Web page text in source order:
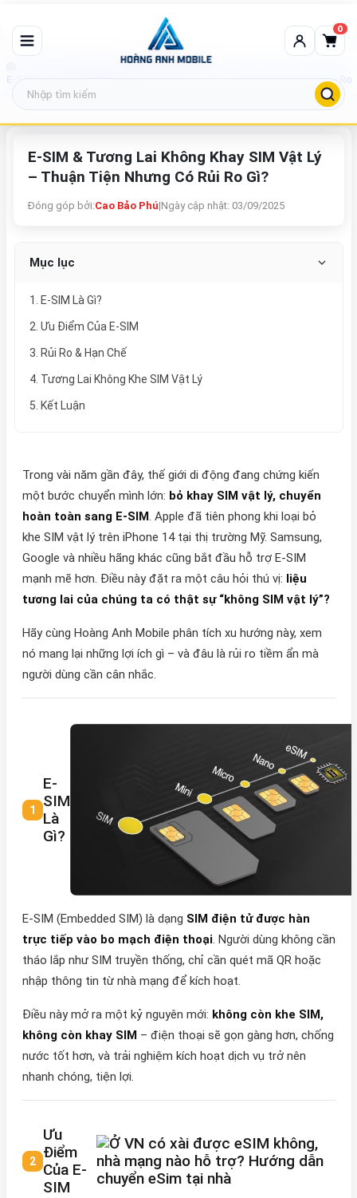
0
E-SIM & Tương Lai Không Khay SIM Vật Lý – Thuận Tiện Nhưng Có Rủi Ro
E-SIM & Tương Lai Không Khay SIM Vật Lý
– Thuận Tiện Nhưng Có Rủi Ro Gì?
Đóng góp bởi:Cao Bảo Phú|Ngày cập nhật: 03/09/2025
Mục lục
1. E-SIM Là Gì?
2. Ưu Điểm Của E-SIM
3. Rủi Ro & Hạn Chế
4. Tương Lai Không Khe SIM Vật Lý
5. Kết Luận
Trong vài năm gần đây, thế giới di động đang chứng kiến
một bước chuyển mình lớn: bỏ khay SIM vật lý, chuyển
hoàn toàn sang E-SIM. Apple đã tiên phong khi loại bỏ
khe SIM vật lý trên iPhone 14 tại thị trường Mỹ. Samsung,
Google và nhiều hãng khác cũng bắt đầu hỗ trợ E-SIM
mạnh mẽ hơn. Điều này đặt ra một câu hỏi thú vị: liệu
tương lai của chúng ta có thật sự “không SIM vật lý”?
Hãy cùng Hoàng Anh Mobile phân tích xu hướng này, xem
nó mang lại những lợi ích gì – và đâu là rủi ro tiềm ẩn mà
người dùng cần cân nhắc.
E-
SIM
Là
Gì?
E-SIM (Embedded SIM) là dạng SIM điện tử được hàn
trực tiếp vào bo mạch điện thoại. Người dùng không cần
tháo lắp như SIM truyền thống, chỉ cần quét mã QR hoặc
nhập thông tin từ nhà mạng để kích hoạt.
Điều này mở ra một kỷ nguyên mới: không còn khe SIM,
không còn khay SIM – điện thoại sẽ gọn gàng hơn, chống
nước tốt hơn, và trải nghiệm kích hoạt dịch vụ trở nên
nhanh chóng, tiện lợi.
Ưu
Điểm
Của E-
SIM